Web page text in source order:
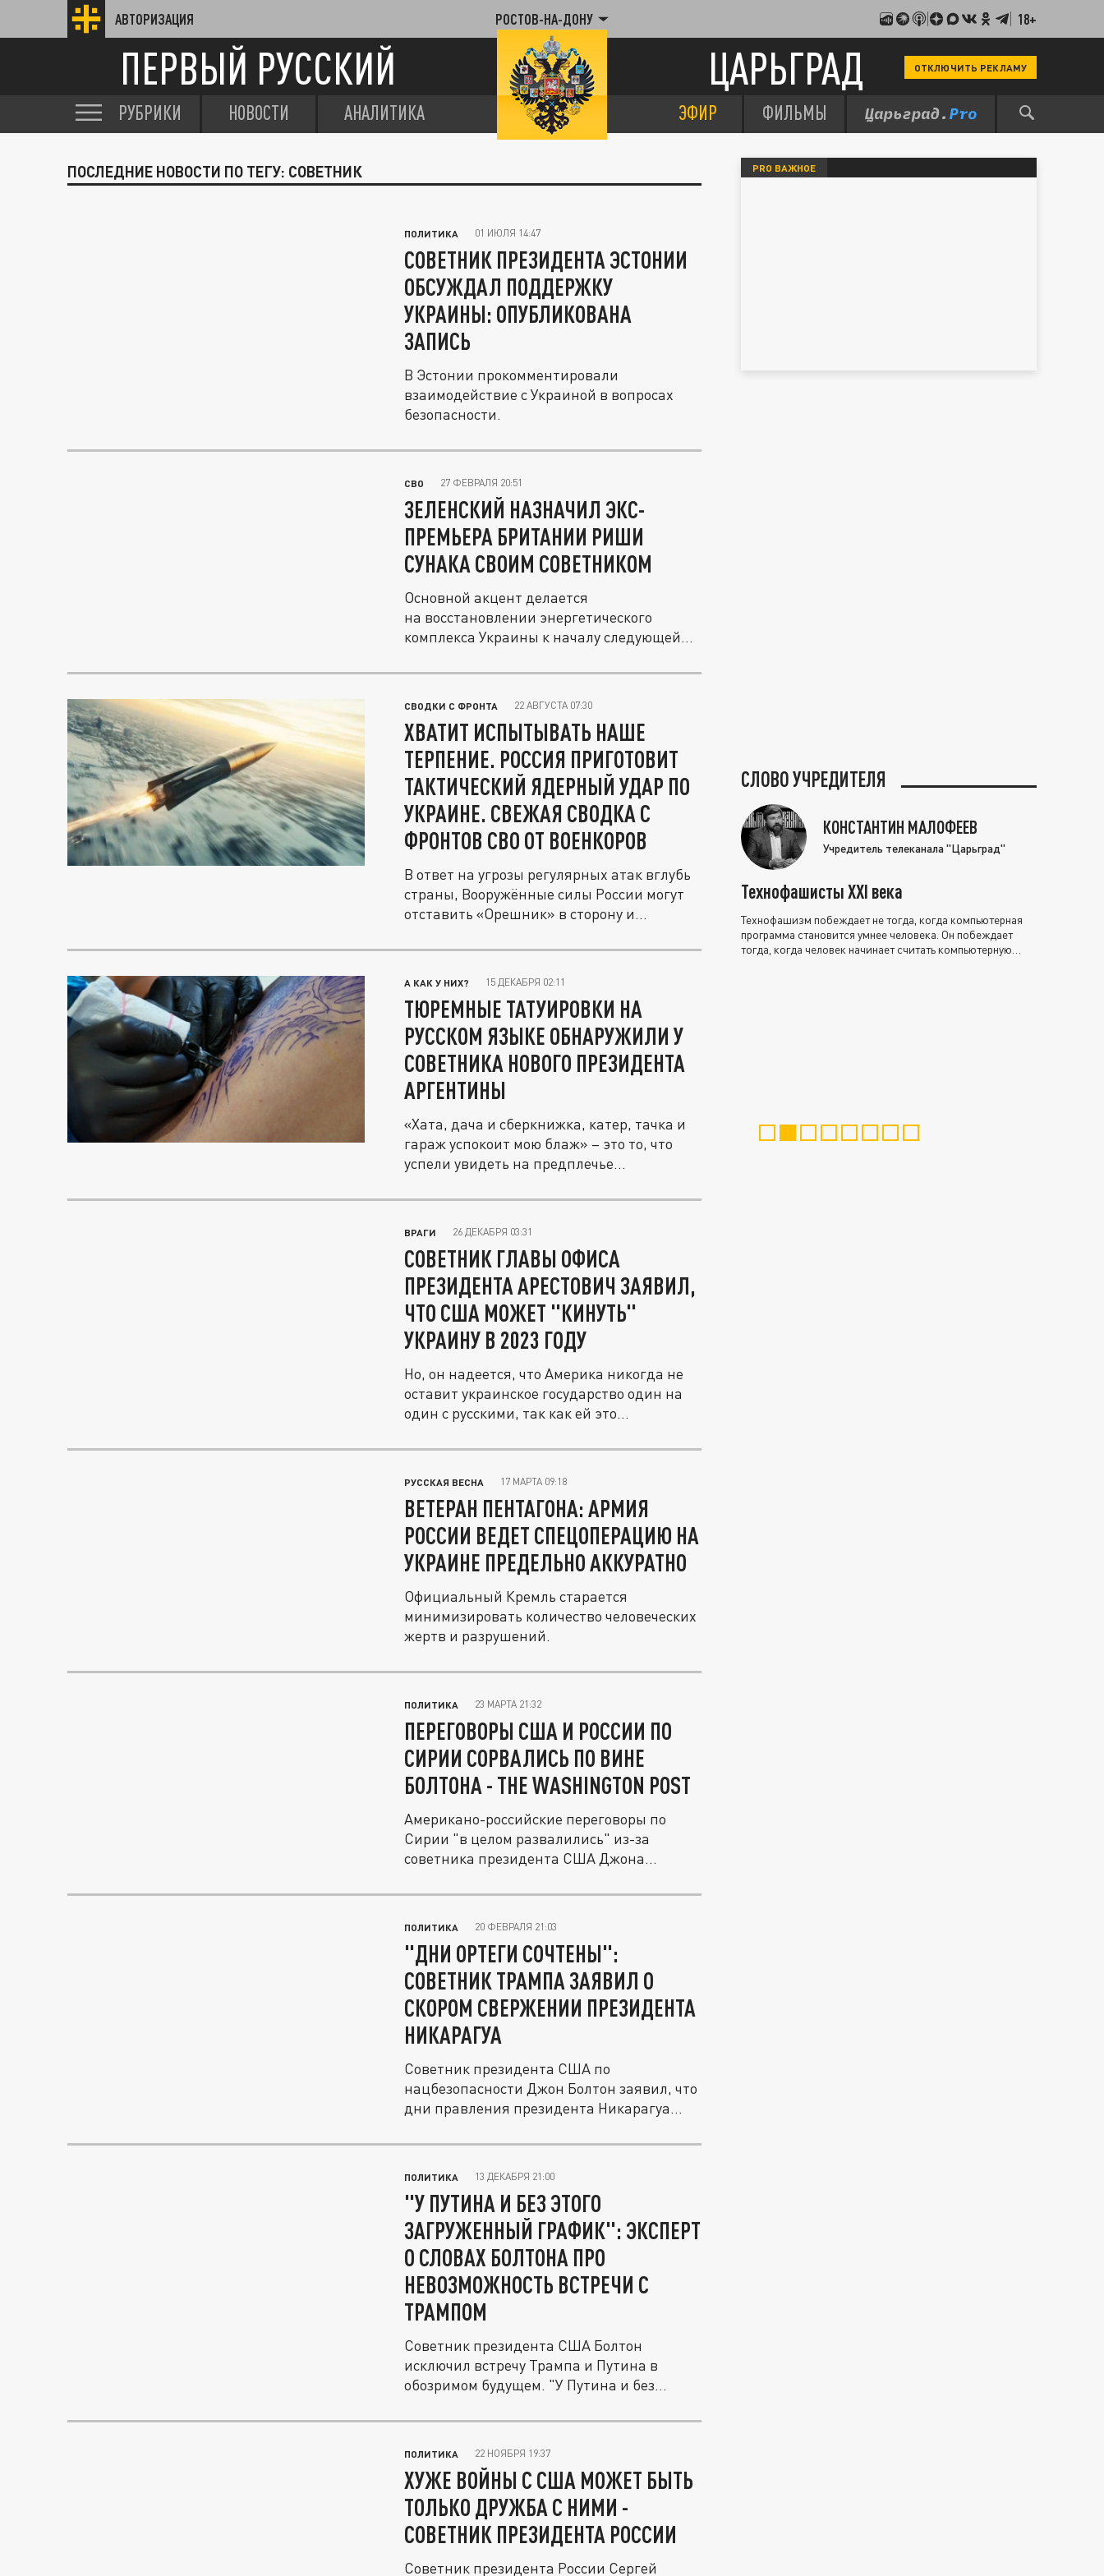
АВТОРИЗАЦИЯ РОСТОВ-НА-ДОНУ 18+
ПЕРВЫЙ РУССКИЙ ЦАРЬГРАД ОТКЛЮЧИТЬ РЕКЛАМУ
РУБРИКИ НОВОСТИ АНАЛИТИКА ЭФИР ФИЛЬМЫ
ПОСЛЕДНИЕ НОВОСТИ ПО ТЕГУ: СОВЕТНИК
ПОЛИТИКА 01 ИЮЛЯ 14:47
СОВЕТНИК ПРЕЗИДЕНТА ЭСТОНИИ
ОБСУЖДАЛ ПОДДЕРЖКУ
УКРАИНЫ: ОПУБЛИКОВАНА
ЗАПИСЬ
В Эстонии прокомментировали
взаимодействие с Украиной в вопросах
безопасности.
СВО 27 ФЕВРАЛЯ 20:51
ЗЕЛЕНСКИЙ НАЗНАЧИЛ ЭКС-
ПРЕМЬЕРА БРИТАНИИ РИШИ
СУНАКА СВОИМ СОВЕТНИКОМ
Основной акцент делается
на восстановлении энергетического
комплекса Украины к началу следующей
СВОДКИ С ФРОНТА 22 АВГУСТА 07:30
ХВАТИТ ИСПЫТЫВАТЬ НАШЕ
ТЕРПЕНИЕ. РОССИЯ ПРИГОТОВИТ
ТАКТИЧЕСКИЙ ЯДЕРНЫЙ УДАР ПО
УКРАИНЕ. СВЕЖАЯ СВОДКА С
ФРОНТОВ СВО ОТ ВОЕНКОРОВ
В ответ на угрозы регулярных атак вглубь
страны, Вооружённые силы России могут
отставить «Орешник» в сторону и...
А КАК У НИХ? 15 ДЕКАБРЯ 02:11
ТЮРЕМНЫЕ ТАТУИРОВКИ НА
РУССКОМ ЯЗЫКЕ ОБНАРУЖИЛИ У
СОВЕТНИКА НОВОГО ПРЕЗИДЕНТА
АРГЕНТИНЫ
«Хата, дача и сберкнижка, катер, тачка и
гараж успокоит мою блаж» – это то, что
успели увидеть на предплечье...
ВРАГИ 26 ДЕКАБРЯ 03:31
СОВЕТНИК ГЛАВЫ ОФИСА
ПРЕЗИДЕНТА АРЕСТОВИЧ ЗАЯВИЛ,
ЧТО США МОЖЕТ "КИНУТЬ"
УКРАИНУ В 2023 ГОДУ
Но, он надеется, что Америка никогда не
оставит украинское государство один на
один с русскими, так как ей это...
РУССКАЯ ВЕСНА 17 МАРТА 09:18
ВЕТЕРАН ПЕНТАГОНА: АРМИЯ
РОССИИ ВЕДЕТ СПЕЦОПЕРАЦИЮ НА
УКРАИНЕ ПРЕДЕЛЬНО АККУРАТНО
Официальный Кремль старается
минимизировать количество человеческих
жертв и разрушений.
ПОЛИТИКА 23 МАРТА 21:32
ПЕРЕГОВОРЫ США И РОССИИ ПО
СИРИИ СОРВАЛИСЬ ПО ВИНЕ
БОЛТОНА - THE WASHINGTON POST
Американо-российские переговоры по
Сирии "в целом развалились" из-за
советника президента США Джона
ПОЛИТИКА 20 ФЕВРАЛЯ 21:03
"ДНИ ОРТЕГИ СОЧТЕНЫ":
СОВЕТНИК ТРАМПА ЗАЯВИЛ О
СКОРОМ СВЕРЖЕНИИ ПРЕЗИДЕНТА
НИКАРАГУА
Советник президента США по
нацбезопасности Джон Болтон заявил, что
дни правления президента Никарагуа
ПОЛИТИКА 13 ДЕКАБРЯ 21:00
"У ПУТИНА И БЕЗ ЭТОГО
ЗАГРУЖЕННЫЙ ГРАФИК": ЭКСПЕРТ
О СЛОВАХ БОЛТОНА ПРО
НЕВОЗМОЖНОСТЬ ВСТРЕЧИ С
ТРАМПОМ
Советник президента США Болтон
исключил встречу Трампа и Путина в
обозримом будущем. "У Путина и без
ПОЛИТИКА 22 НОЯБРЯ 19:37
ХУЖЕ ВОЙНЫ С США МОЖЕТ БЫТЬ
ТОЛЬКО ДРУЖБА С НИМИ -
СОВЕТНИК ПРЕЗИДЕНТА РОССИИ
Советник президента России Сергей
PRO ВАЖНОЕ
СЛОВО УЧРЕДИТЕЛЯ
КОНСТАНТИН МАЛОФЕЕВ
Учредитель телеканала "Царьград"
Технофашисты XXI века
Технофашизм побеждает не тогда, когда компьютерная
программа становится умнее человека. Он побеждает
тогда, когда человек начинает считать компьютерную